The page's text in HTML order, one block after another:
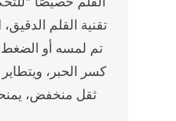
تقنية القلم
تم لمسه أو الضغط
كسر الحبر،
ثقل منخفض،